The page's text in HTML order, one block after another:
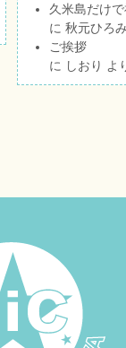
久米島だけ
に 秋元ひろ
ご挨拶
に しおり よ